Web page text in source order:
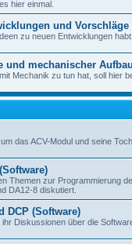
hier einmal.
und Vorschläge
zu neuen Entwicklungen
und mechanischer Aufbau
Mechanik zu tun hat, soll hier
das ACV-Modul und seine
Themen zur Programmierung
DA12-8 diskutiert.
DCP (Software)
ihr Diskussionen über die